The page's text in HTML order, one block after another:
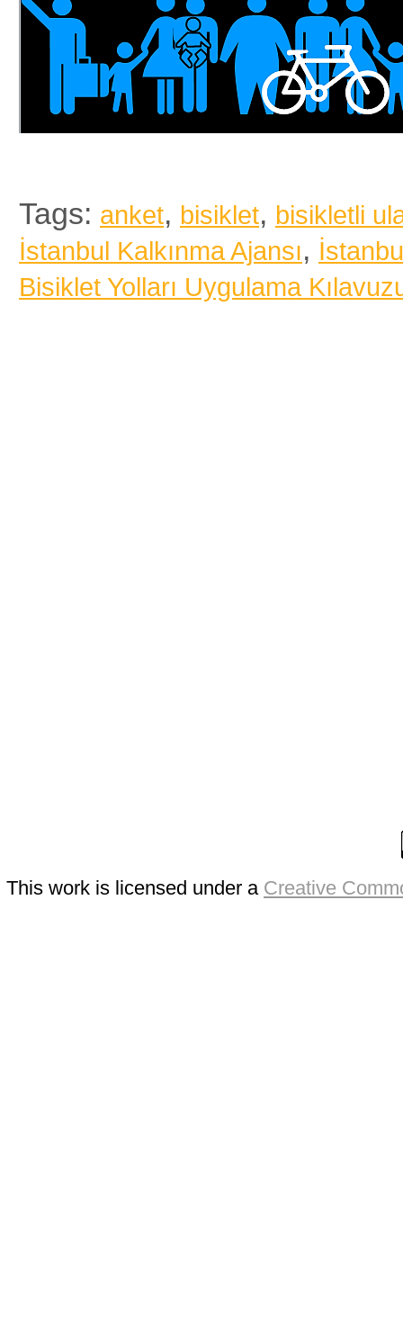
Tags: anket, bisiklet, bisikletli
İstanbul Kalkınma Ajansı,
Bisiklet Yolları Uygulama
This work is licensed under a Creative